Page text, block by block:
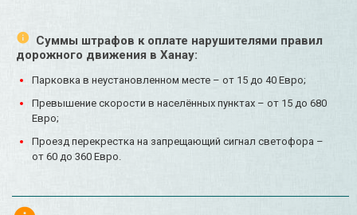
Суммы штрафов к оплате нарушителями правил
дорожного движения в Ханау:
Парковка в неустановленном месте – от 15 до 40 Евро;
Превышение скорости в населённых пунктах – от 15 до 680
Евро;
Проезд перекрестка на запрещающий сигнал светофора –
от 60 до 360 Евро.